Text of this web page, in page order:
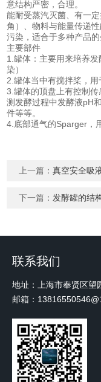
意结构严密，合理。
能耐受蒸汽灭菌、有一
角）、物料与能量传递
污染，适合于多种产品
主要部件
1.罐体：主要用来培养
染）
2.罐体当中有搅拌桨，
3.罐体的顶盘上有控制
测发酵过程中发酵液pH
件等等。
4.底部通气的Sparger，
上一篇：真空安全吸
下一篇： 发酵罐的结
联系我们
邮箱：